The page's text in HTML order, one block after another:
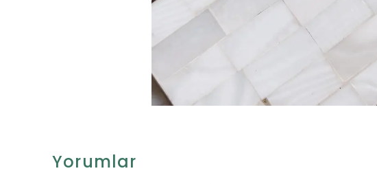
Yorumlar